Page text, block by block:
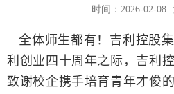
时间：2026-02-08
全体师生都有！吉利控股
利创业四十周年之际，吉利
致谢校企携手培育青年才俊